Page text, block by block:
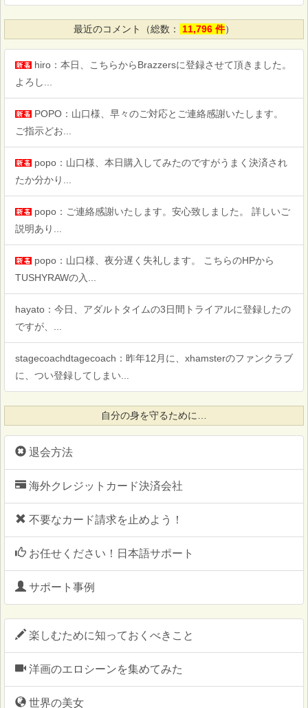
最近のコメント（総数： 11,796 件）
hiro：本日、こちらからBrazzersに登録させて頂きました。
よろし...
POPO：山口様、早々のご対応とご連絡感謝いたします。
ご指示どお...
popo：山口様、本日購入してみたのですがうまく決済され
たか分かり...
popo：ご連絡感謝いたします。安心致しました。 詳しいご
説明あり...
popo：山口様、夜分遅く失礼します。 こちらのHPから
TUSHYRAWの入...
hayato：今日、アダルトタイムの3日間トライアルに登録したの
ですが、...
stagecoachdtagecoach：昨年12月に、xhamsterのファンクラブ
に、つい登録してしまい...
自分の身を守るために…
退会方法
海外クレジットカード決済会社
不要なカード請求を止めよう！
お任せください！日本語サポート
サポート事例
楽しむために知っておくべきこと
洋画のエロシーンを集めてみた
世界の美女